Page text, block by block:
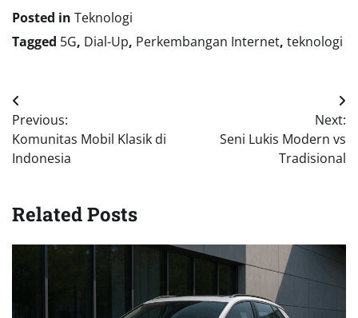
Posted in Teknologi
Tagged 5G, Dial-Up, Perkembangan Internet, teknologi
Navigasi
pos
Previous:
Komunitas Mobil Klasik di
Indonesia
Next:
Seni Lukis Modern vs
Tradisional
Related Posts